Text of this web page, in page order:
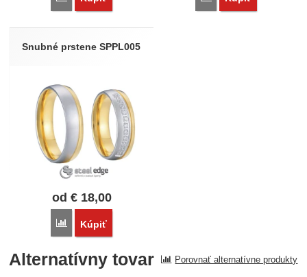
Snubné prstene SPPL005
od €18,00
Porovnať
Kúpiť
Alternatívny tovar Porovnať alternatívne produkty